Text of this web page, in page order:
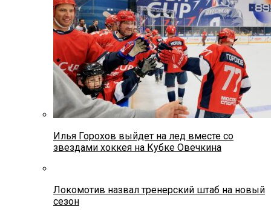
Илья Горохов выйдет на лед вместе со
звездами хоккея на Кубке Овечкина
Локомотив назвал тренерский штаб на новый
сезон